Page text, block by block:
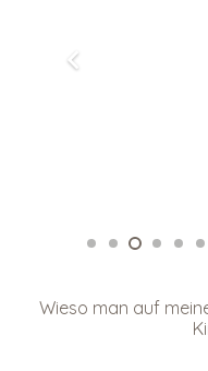
Wieso man auf